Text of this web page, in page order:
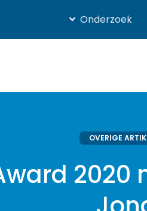
Onderzoek
OVERIGE
2020